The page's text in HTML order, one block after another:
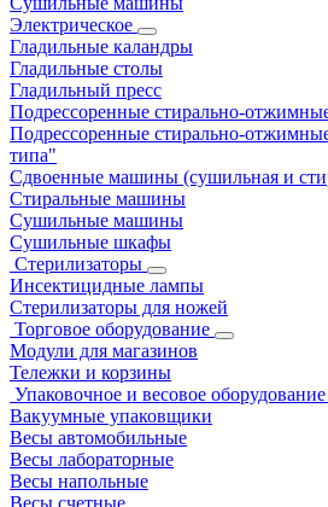
Электрическое
Гладильные каландры
Гладильные столы
Гладильный пресс
Подрессоренные стирально-
Подрессоренные стирально-
типа"
Сдвоенные машины (сушильная и
Стиральные машины
Сушильные машины
Сушильные шкафы
Стерилизаторы
Инсектицидные лампы
Стерилизаторы для ножей
Торговое оборудование
Модули для магазинов
Тележки и корзины
Упаковочное и весовое оборудование
Вакуумные упаковщики
Весы автомобильные
Весы лабораторные
Весы напольные
Весы счетные